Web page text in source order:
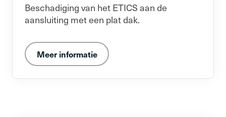
Beschadiging van het ETICS aan de
aansluiting met een plat dak.
Meer informatie